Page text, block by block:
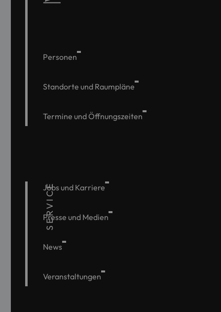
Personen
Standorte und Raumpläne
Termine und Öffnungszeiten
SERVICE
Jobs und Karriere
Presse und Medien
News
Veranstaltungen